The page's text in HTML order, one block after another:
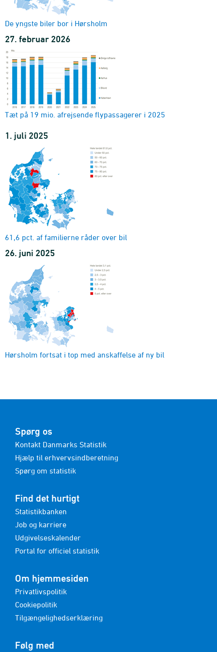
De yngste biler bor i Hørsholm
27. februar 2026
Tæt på 19 mio. afrejsende flypassagerer i 2025
1. juli 2025
61,6 pct. af familierne råder over bil
26. juni 2025
Hørsholm fortsat i top med anskaffelse af ny bil
Spørg os
Kontakt Danmarks Statistik
Hjælp til erhvervsindberetning
Spørg om statistik
Find det hurtigt
Statistikbanken
Job og karriere
Udgivelseskalender
Portal for officiel statistik
Om hjemmesiden
Privatlivspolitik
Cookiepolitik
Tilgængelighedserklæring
Følg med